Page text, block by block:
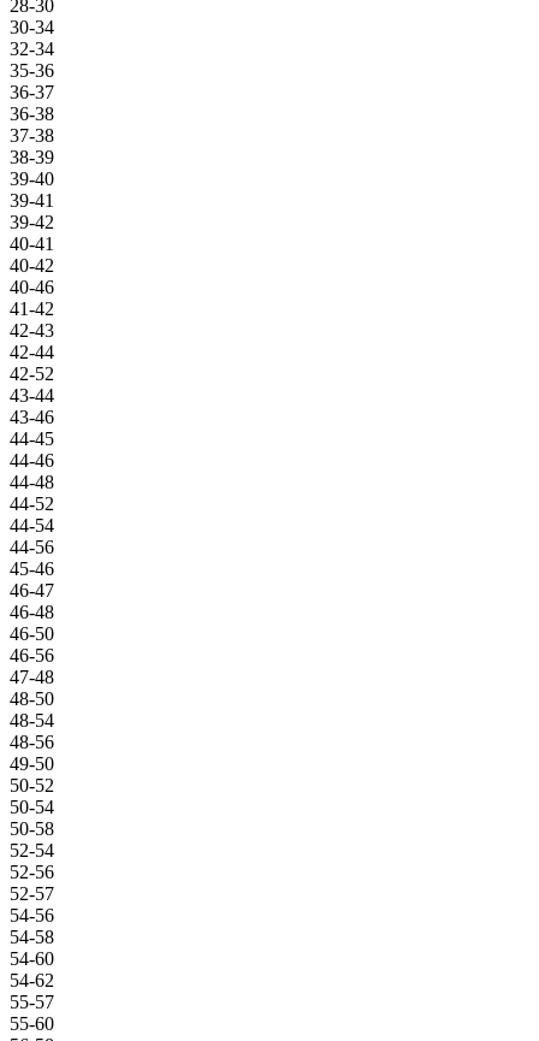
28-30
30-34
32-34
35-36
36-37
36-38
37-38
38-39
39-40
39-41
39-42
40-41
40-42
40-46
41-42
42-43
42-44
42-52
43-44
43-46
44-45
44-46
44-48
44-52
44-54
44-56
45-46
46-47
46-48
46-50
46-56
47-48
48-50
48-54
48-56
49-50
50-52
50-54
50-58
52-54
52-56
52-57
54-56
54-58
54-60
54-62
55-57
55-60